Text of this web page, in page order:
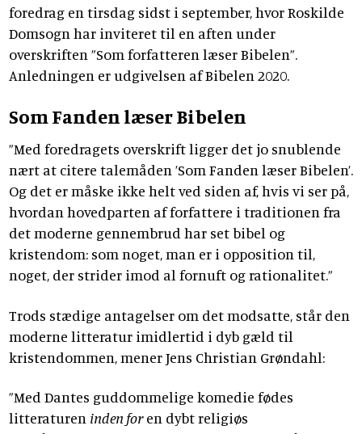
foredrag en tirsdag sidst i september, hvor Roskilde
Domsogn har inviteret til en aften under
overskriften ”Som forfatteren læser Bibelen”.
Anledningen er udgivelsen af Bibelen 2020.
Som Fanden læser Bibelen
”Med foredragets overskrift ligger det jo snublende
nært at citere talemåden ’Som Fanden læser Bibelen’.
Og det er måske ikke helt ved siden af, hvis vi ser på,
hvordan hovedparten af forfattere i traditionen fra
det moderne gennembrud har set bibel og
kristendom: som noget, man er i opposition til,
noget, der strider imod al fornuft og rationalitet.”
Trods stædige antagelser om det modsatte, står den
moderne litteratur imidlertid i dyb gæld til
kristendommen, mener Jens Christian Grøndahl:
”Med Dantes guddommelige komedie fødes
litteraturen inden foren dybt religiøs